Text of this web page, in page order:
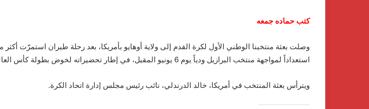
كتب حماده جمعه
استعداداً لمواجهة منتخب البرازيل ودياً يوم 6 يونيو المقبل، في إطار تحضيراته لخوض بطولة كأس العالم 2026.
ويترأس بعثة المنتخب في أمريكا، خالد الدرندلي، نائب رئيس مجلس إدارة اتحاد الكرة.